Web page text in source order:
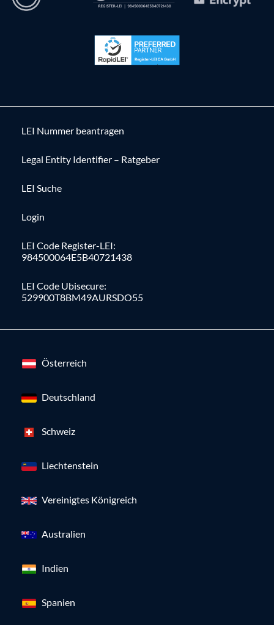
LEI Nummer beantragen
Legal Entity Identifier – Ratgeber
LEI Suche
Login
LEI Code Register-LEI:
984500064E5B40721438
LEI Code Ubisecure:
529900T8BM49AURSDO55
Österreich
Deutschland
Schweiz
Liechtenstein
Vereinigtes Königreich
Australien
Indien
Spanien